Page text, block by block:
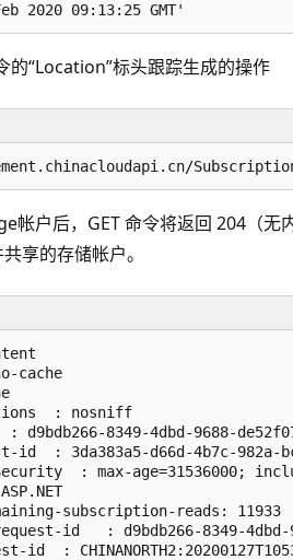
的“Location”标头跟踪生成的操作
帐户后，GET 命令将返回 204（无
享的存储帐户。
cache
: nosniff
8349-4dbd-9688-
: 3da383a5-d66d-4b7c-982a-
: max-age=31536000;
subscription-reads: 11933
id   : d9bdb266-8349-4dbd-
: